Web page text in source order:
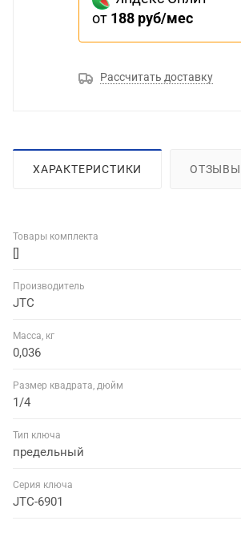
от 188 руб/мес
Рассчитать доставку
ХАРАКТЕРИСТИКИ ОТЗЫВЫ
Товары комплекта
Производитель
JTC
Масса, кг
0,036
Размер квадрата, дюйм
1/4
Тип ключа
предельный
Серия ключа
JTC-6901